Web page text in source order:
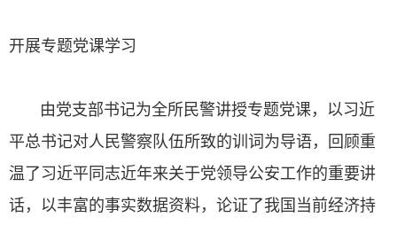
开展专题党课学习
由党支部书记为全所民警讲授专题党课，以习近
平总书记对人民警察队伍所致的训词为导语，回顾重
温了习近平同志近年来关于党领导公安工作的重要讲
话，以丰富的事实数据资料，论证了我国当前经济持